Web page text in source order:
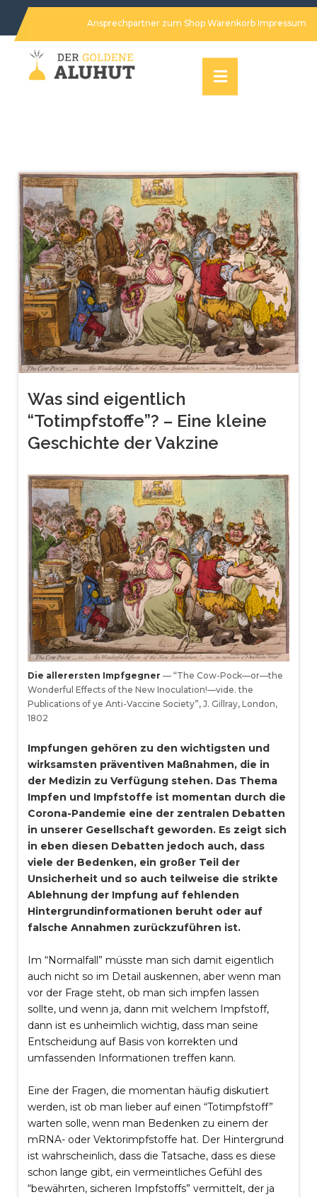
Ansprechpartner zum Shop Warenkorb Impressum
Was sind eigentlich
“Totimpfstoffe”? – Eine kleine
Geschichte der Vakzine
Die allerersten Impfgegner — “The Cow-Pock—or—the
Wonderful Effects of the New Inoculation!—vide. the
Publications of ye Anti-Vaccine Society”, J. Gillray, London,
1802
Impfungen gehören zu den wichtigsten und
wirksamsten präventiven Maßnahmen, die in
der Medizin zu Verfügung stehen. Das Thema
Impfen und Impfstoffe ist momentan durch die
Corona-Pandemie eine der zentralen Debatten
in unserer Gesellschaft geworden. Es zeigt sich
in eben diesen Debatten jedoch auch, dass
viele der Bedenken, ein großer Teil der
Unsicherheit und so auch teilweise die strikte
Ablehnung der Impfung auf fehlenden
Hintergrundinformationen beruht oder auf
falsche Annahmen zurückzuführen ist.
Im “Normalfall” müsste man sich damit eigentlich
auch nicht so im Detail auskennen, aber wenn man
vor der Frage steht, ob man sich impfen lassen
sollte, und wenn ja, dann mit welchem Impfstoff,
dann ist es unheimlich wichtig, dass man seine
Entscheidung auf Basis von korrekten und
umfassenden Informationen treffen kann.
Eine der Fragen, die momentan häufig diskutiert
werden, ist ob man lieber auf einen “Totimpfstoff”
warten solle, wenn man Bedenken zu einem der
mRNA- oder Vektorimpfstoffe hat. Der Hintergrund
ist wahrscheinlich, dass die Tatsache, dass es diese
schon lange gibt, ein vermeintliches Gefühl des
“bewährten, sicheren Impfstoffs” vermittelt, der ja